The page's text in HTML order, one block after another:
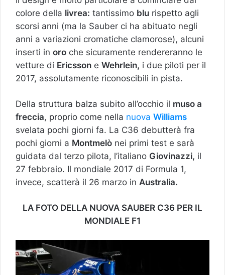
colore della livrea: tantissimo blu rispetto agli
scorsi anni (ma la Sauber ci ha abituato negli
anni a variazioni cromatiche clamorose), alcuni
inserti in oro che sicuramente rendereranno le
vetture di Ericsson e Wehrlein, i due piloti per il
2017, assolutamente riconoscibili in pista.
Della struttura balza subito all’occhio il muso a
freccia, proprio come nella nuova Williams
svelata pochi giorni fa. La C36 debutterà fra
pochi giorni a Montmelò nei primi test e sarà
guidata dal terzo pilota, l’italiano Giovinazzi, il
27 febbraio. Il mondiale 2017 di Formula 1,
invece, scatterà il 26 marzo in Australia.
LA FOTO DELLA NUOVA SAUBER C36 PER IL
MONDIALE F1